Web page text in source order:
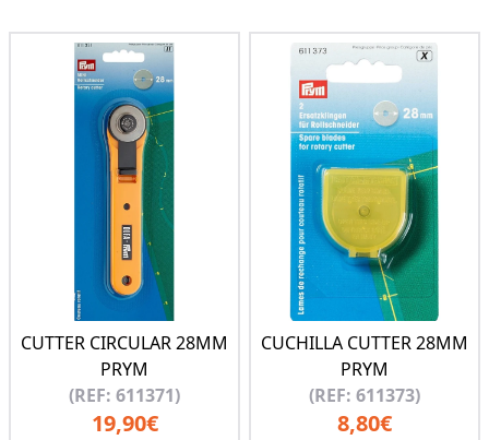
CUTTER CIRCULAR 28MM
PRYM
(REF: 611371)
19,90€
CUCHILLA CUTTER 28MM
PRYM
(REF: 611373)
8,80€